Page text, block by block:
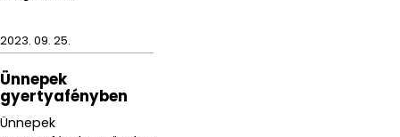
2023. 09. 25.
Ünnepek
gyertyafényben
Ünnepek